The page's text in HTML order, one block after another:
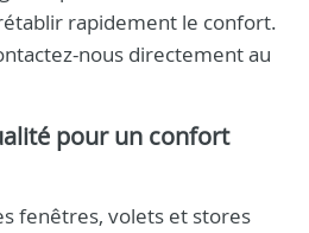
rapidement le confort.
nous directement au
pour un confort
fenêtres, volets et stores